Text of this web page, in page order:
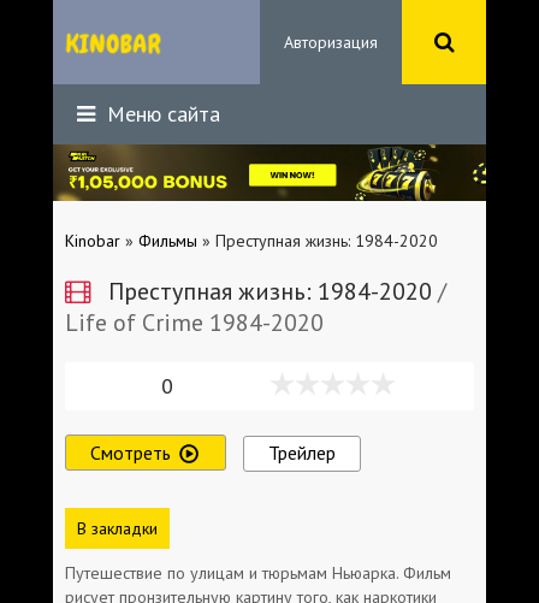
Авторизация
Меню сайта
Kinobar » Фильмы » Преступная жизнь: 1984-2020
Преступная жизнь: 1984-2020 /
Life of Crime 1984-2020
0
Смотреть Трейлер
В закладки
Путешествие по улицам и тюрьмам Ньюарка. Фильм
рисует пронзительную картину того, как наркотики